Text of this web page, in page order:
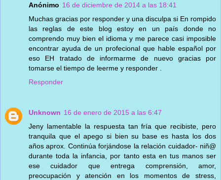
Anónimo 16 de diciembre de 2014 a las 18:41
Muchas gracias por responder y una disculpa si En rompido
las reglas de este blog estoy en un país donde no
comprendo muy bien el idioma y me parece casi imposible
encontrar ayuda de un profecional que hable español por
eso EH tratado de informarme de nuevo gracias por
tomarse el tiempo de leerme y responder .
Responder
Unknown 16 de enero de 2015 a las 6:47
Jeny lamentable la respuesta tan fría que recibiste, pero
tranquila que el apego si bien su base es hasta los dos
años aprox. Continúa forjándose la relación cuidador- niñ@
durante toda la infancia, por tanto esta en tus manos ser
ese cuidador que entrega comprensión, amor,
preocupación y atención en los momentos de stress,